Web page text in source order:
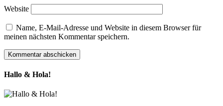
Website
Name, E-Mail-Adresse und Website in diesem Browser für
meinen nächsten Kommentar speichern.
Hallo & Hola!